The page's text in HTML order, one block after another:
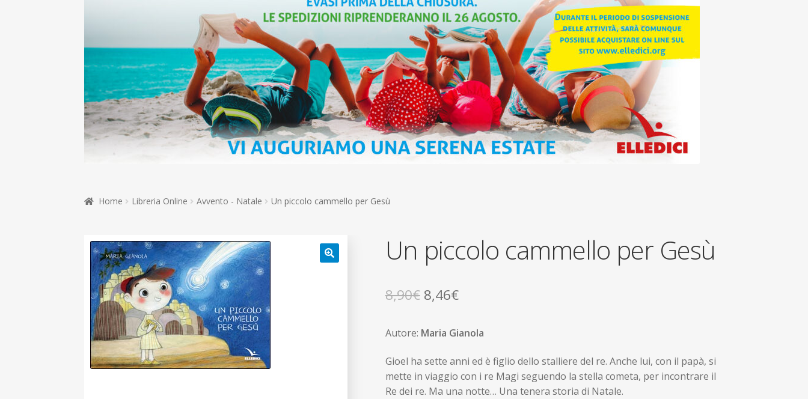
Home Libreria Online Avvento - Natale Un piccolo cammello per Gesù
Un piccolo cammello per Gesù
8,90€ Il
originale
era:
8,90€.
8,46€Il
attuale
è:
8,46€.
Autore: Maria Gianola
Gioel ha sette anni ed è figlio dello stalliere del re. Anche lui, con il papà, si
mette in viaggio con i re Magi seguendo la stella cometa, per incontrare il
Re dei re. Ma una notte… Una tenera storia di Natale.